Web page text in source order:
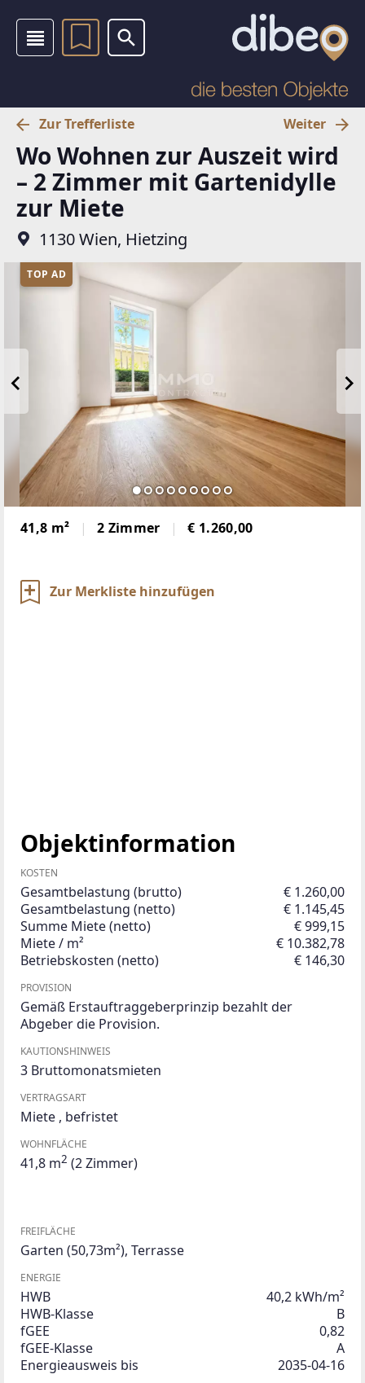
Zur Trefferliste Weiter
Wo Wohnen zur Auszeit wird
– 2 Zimmer mit Gartenidylle
zur Miete
1130 Wien, Hietzing
TOP AD
41,8 m² 2 Zimmer € 1.260,00
Zur Merkliste hinzufügen
Objektinformation
KOSTEN
Gesamtbelastung (brutto)
€ 1.260,00
Gesamtbelastung (netto)
€ 1.145,45
Summe Miete (netto)
€ 999,15
Miete / m²
€ 10.382,78
Betriebskosten (netto)
€ 146,30
PROVISION
Gemäß Erstauftraggeberprinzip bezahlt der
Abgeber die Provision.
KAUTIONSHINWEIS
3 Bruttomonatsmieten
VERTRAGSART
Miete , befristet
WOHNFLÄCHE
41,8 m2 (2 Zimmer)
FREIFLÄCHE
Garten (50,73m²), Terrasse
ENERGIE
HWB
40,2 kWh/m²
HWB-Klasse
B
fGEE
0,82
fGEE-Klasse
A
Energieausweis bis
2035-04-16